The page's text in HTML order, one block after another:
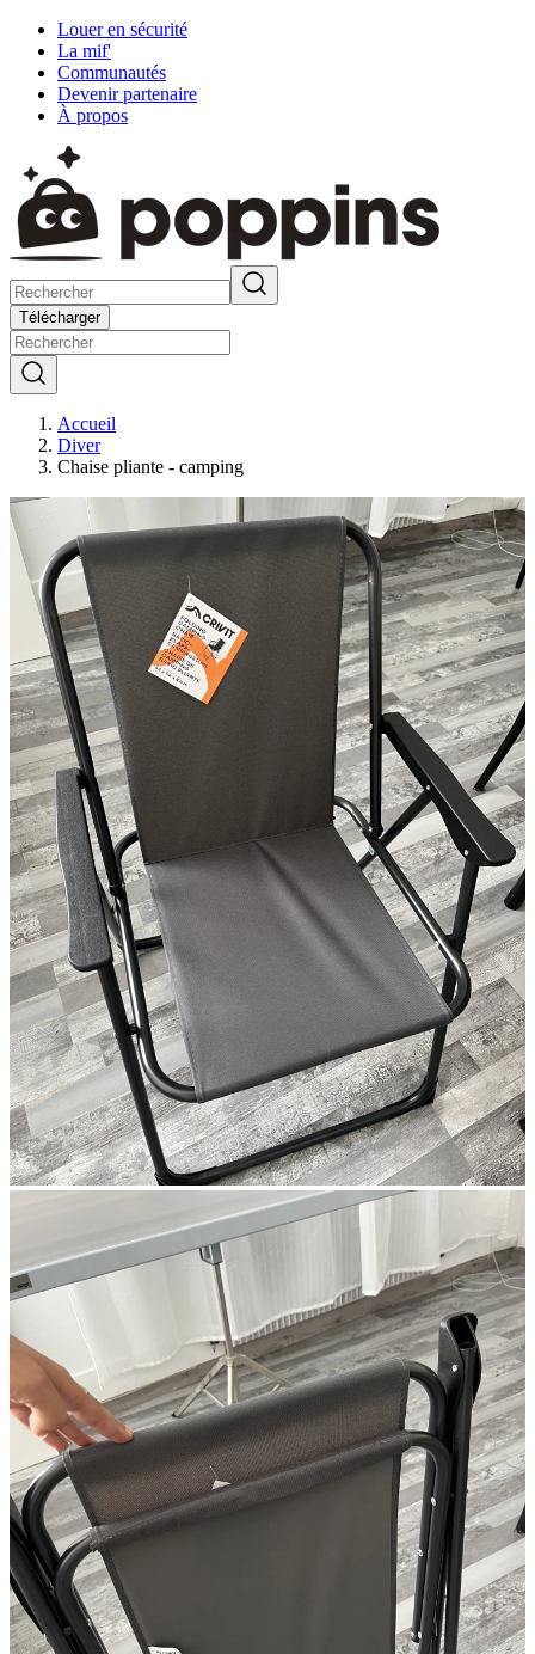
Louer en sécurité
La mif'
Communautés
Devenir partenaire
À propos
Télécharger
Accueil
Diver
Chaise pliante - camping